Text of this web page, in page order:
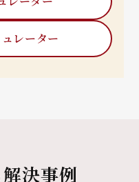
レーター
決事例